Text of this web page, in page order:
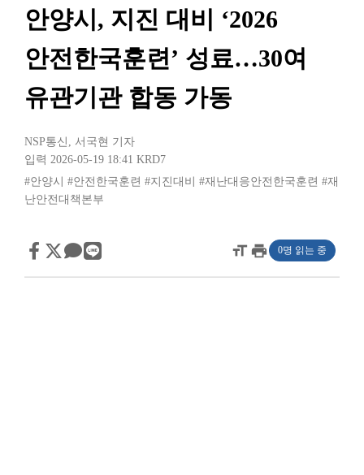
안양시, 지진 대비 ‘2026
안전한국훈련’ 성료…30여
유관기관 합동 가동
NSP통신 , 서국현 기자
입력 2026-05-19 18:41 KRD7
#안양시
#안전한국훈련 #지진대비 #재난대응안전한국훈련 #재
난안전대책본부
format_sizeprint 0명 읽는 중